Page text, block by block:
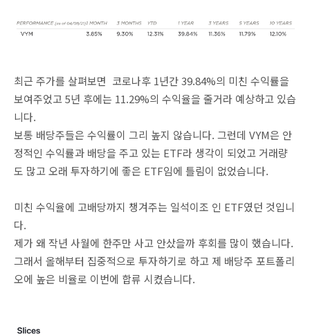
최근 주가를 살펴보면 코로나후 1년간 39.84%의 미친 수익률을
보여주었고 5년 후에는 11.29%의 수익율을 줄거라 예상하고 있습
니다.
보통 배당주들은 수익률이 그리 높지 않습니다. 그런데 VYM은 안
정적인 수익률과 배당을 주고 있는 ETF라 생각이 되었고 거래량
도 많고 오래 투자하기에 좋은 ETF임에 틀림이 없었습니다.
미친 수익율에 고배당까지 챙겨주는 일석이조 인 ETF였던 것입니
다.
제가 왜 작년 사월에 한주만 사고 안샀을까 후회를 많이 했습니다.
그래서 올해부터 집중적으로 투자하기로 하고 제 배당주 포트폴리
오에 높은 비율로 이번에 합류 시켰습니다.